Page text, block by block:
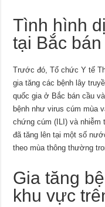
Tình hình
tại Bắc bán
Trước đó, Tổ chức Y tế
gia tăng các bệnh lây
quốc gia ở Bắc bán cầu
bệnh như virus cúm mùa
chứng cúm (ILI) và nhiễm
đã tăng lên tại một số
theo mùa thông thường
Gia tăng
khu vực